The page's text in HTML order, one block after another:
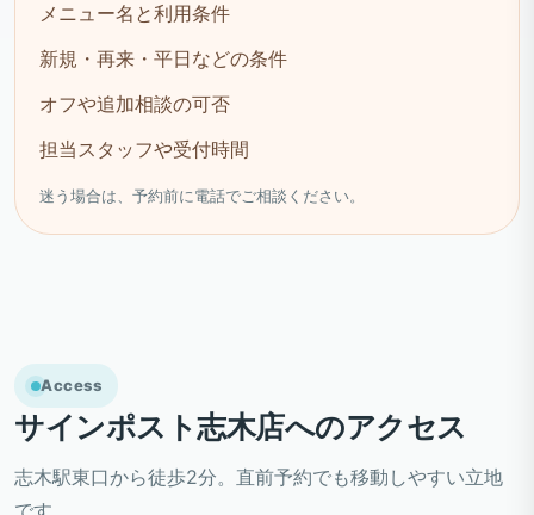
メニュー名と利用条件
新規・再来・平日などの条件
オフや追加相談の可否
担当スタッフや受付時間
迷う場合は、予約前に電話でご相談ください。
Access
サインポスト志木店へのアクセス
志木駅東口から徒歩2分。直前予約でも移動しやすい立地